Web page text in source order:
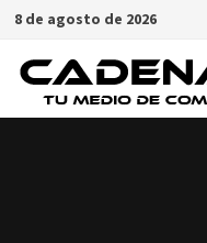
Saltar
contenido
8 de agosto de 2026